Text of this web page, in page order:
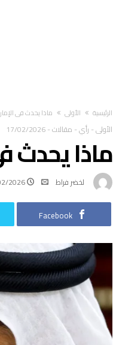
‫الرئيسية‬ الأولى ماذا يحدث في
الأولى- رأي- مقالات-
17/02/2026
ماذا يحدث
لخضر فراط 2026
Facebook